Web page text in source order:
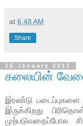
at 6:48 AM
Share
15 January 2012
கலையின்
இரண்டு
இருக்கிறது
முற்படுவதைப்போல